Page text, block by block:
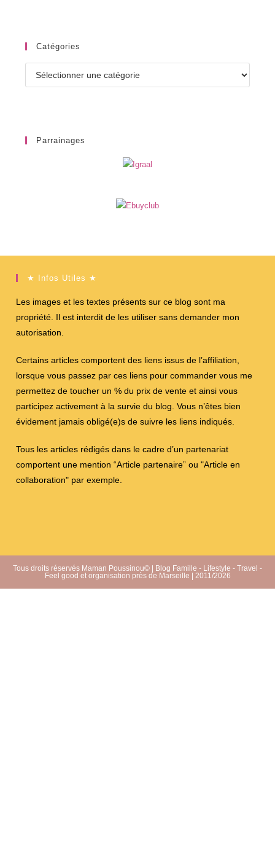
Catégories
Parrainages
★ Infos Utiles ★
Les images et les textes présents sur ce blog sont ma
propriété. Il est interdit de les utiliser sans demander mon
autorisation.
Certains articles comportent des liens issus de l’affiliation,
lorsque vous passez par ces liens pour commander vous me
permettez de toucher un % du prix de vente et ainsi vous
participez activement à la survie du blog. Vous n’êtes bien
évidement jamais obligé(e)s de suivre les liens indiqués.
Tous les articles rédigés dans le cadre d’un partenariat
comportent une mention “Article partenaire” ou "Article en
collaboration" par exemple.
Tous droits réservés Maman Poussinou© | Blog Famille - Lifestyle - Travel -
Feel good et organisation près de Marseille | 2011/2026